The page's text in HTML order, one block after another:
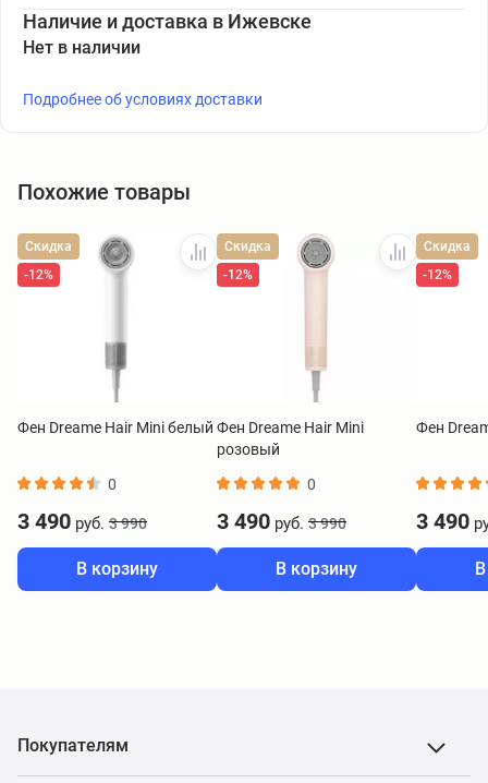
Наличие и доставка в Ижевске
Нет в наличии
Подробнее об условиях доставки
Похожие товары
Скидка
-12%
Фен Dreame Hair Mini белый
0
3 490 руб. 3 990
В корзину
Скидка
-12%
Фен Dreame Hair Mini
розовый
0
3 490 руб. 3 990
В корзину
Скидка
-12%
Фен
3 490
Покупателям